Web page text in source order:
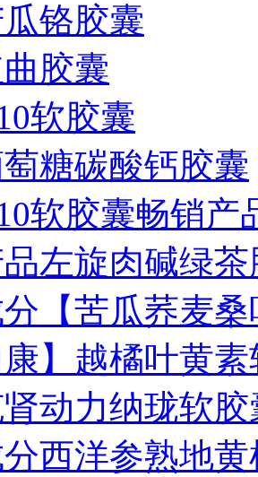
铬胶囊
胶囊
软胶囊
糖碳酸钙胶囊
软胶囊畅销产
左旋肉碱绿茶
【苦瓜荞麦
康】越橘叶黄
动力纳珑软胶
西洋参熟地